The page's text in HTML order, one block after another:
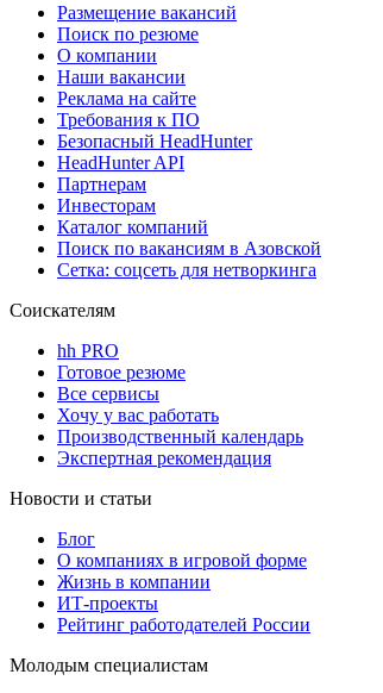
Размещение вакансий
Поиск по резюме
О компании
Наши вакансии
Реклама на сайте
Требования к ПО
Безопасный HeadHunter
HeadHunter API
Партнерам
Инвесторам
Каталог компаний
Поиск по вакансиям в Азовской
Сетка: соцсеть для нетворкинга
Соискателям
hh PRO
Готовое резюме
Все сервисы
Хочу у вас работать
Производственный календарь
Экспертная рекомендация
Новости и статьи
Блог
О компаниях в игровой форме
Жизнь в компании
ИТ-проекты
Рейтинг работодателей России
Молодым специалистам